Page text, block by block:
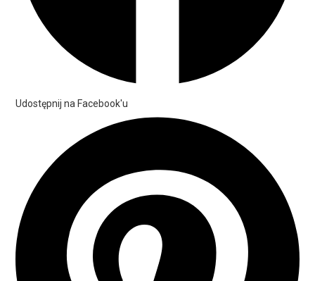
Udostępnij na Facebook'u